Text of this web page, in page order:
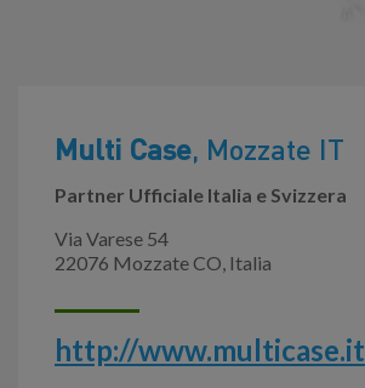
Multi Case, Mozzate IT
Partner Ufficiale Italia e Svizzera
Via Varese 54
22076 Mozzate CO, Italia
http://www.multicase.it